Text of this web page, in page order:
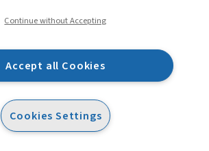
tra alcuni stati europei,
compresa ovviamente l’Italia,
aziende, protagoniste della scena
Le risorse che queste istituzioni
al progetto ci consentiranno di
voce, che vogliamo
Continue without Accepting
Accept all Cookies
Cookies Settings